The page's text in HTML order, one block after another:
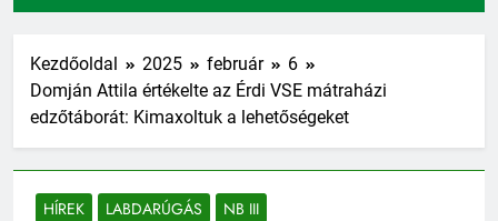
Kezdőoldal 2025 február
6
Domján Attila értékelte az Érdi VSE mátraházi
edzőtáborát: Kimaxoltuk a lehetőségeket
HÍREK LABDARÚGÁS NB III